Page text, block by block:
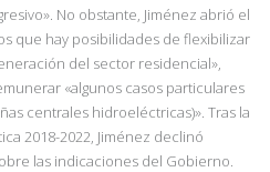
No obstante, Jiménez abrió el
que hay posibilidades de flexibilizar
del sector residencial»,
«algunos casos particulares
centrales hidroeléctricas)». Tras la
2018-2022, Jiménez declinó
las indicaciones del Gobierno.